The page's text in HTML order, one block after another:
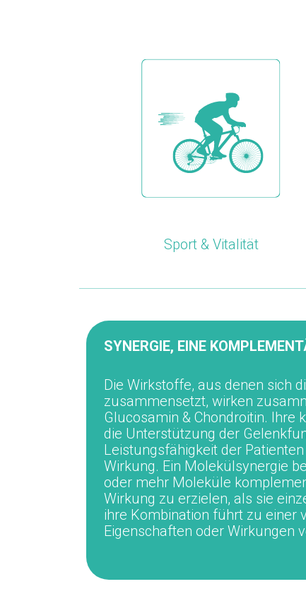
Sport & Vitalität
SYNERGIE, EINE
Die Wirkstoffe, aus denen sich
zusammensetzt, wirken
Glucosamin & Chondroitin.
Ihre
die Unterstützung der
Leistungsfähigkeit der
Wirkung. Ein Molekülsynergie
oder mehr Moleküle
Wirkung zu erzielen, als sie
ihre Kombination führt zu einer
Eigenschaften oder Wirkungen